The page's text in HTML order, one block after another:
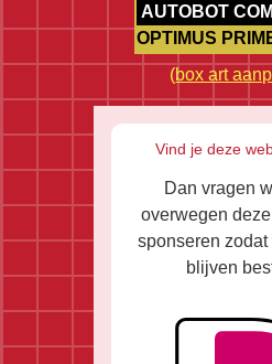
AUTOBOT
OPTIMUS
(box art
Vind je deze
Dan vragen
overwegen
sponseren
blijven